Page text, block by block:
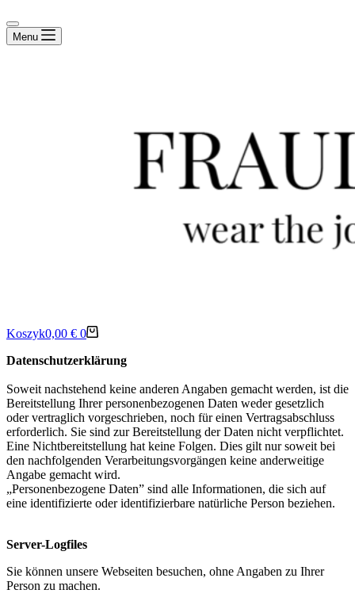
Menu
Koszyk0,00 € 0
Datenschutzerklärung
Soweit nachstehend keine anderen Angaben gemacht werden, ist die
Bereitstellung Ihrer personenbezogenen Daten weder gesetzlich
oder vertraglich vorgeschrieben, noch für einen Vertragsabschluss
erforderlich. Sie sind zur Bereitstellung der Daten nicht verpflichtet.
Eine Nichtbereitstellung hat keine Folgen. Dies gilt nur soweit bei
den nachfolgenden Verarbeitungsvorgängen keine anderweitige
Angabe gemacht wird.
„Personenbezogene Daten” sind alle Informationen, die sich auf
eine identifizierte oder identifizierbare natürliche Person beziehen.
Server-Logfiles
Sie können unsere Webseiten besuchen, ohne Angaben zu Ihrer
Person zu machen.